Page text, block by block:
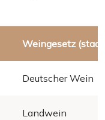
Weingesetz
Deutscher Wein
Landwein